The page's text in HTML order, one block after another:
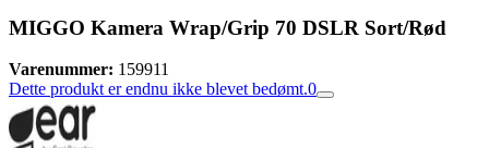
MIGGO Kamera Wrap/Grip 70 DSLR Sort/Rød
Varenummer: 159911
Dette produkt er endnu ikke blevet bedømt.0